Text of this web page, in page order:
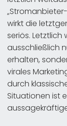
wirkt die
seriös. Letztlich
ausschließlich
erhalten,
virales
durch
Situationen ist